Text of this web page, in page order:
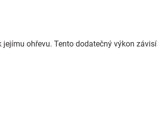
ohřevu. Tento dodatečný výkon závisí